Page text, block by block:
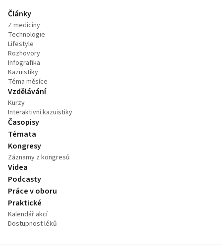
Články
Z medicíny
Technologie
Lifestyle
Rozhovory
Infografika
Kazuistiky
Téma měsíce
Vzdělávání
Kurzy
Interaktivní kazuistiky
Časopisy
Témata
Kongresy
Záznamy z kongresů
Videa
Podcasty
Práce v oboru
Praktické
Kalendář akcí
Dostupnost léků